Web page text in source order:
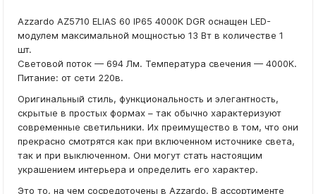
Azzardo AZ5710 ELIAS 60 IP65 4000K DGR оснащен LED-
модулем максимальной мощностью 13 Вт в количестве 1
шт.
Световой поток — 694 Лм. Температура свечения — 4000К.
Питание: от сети 220в.
Оригинальный стиль, функциональность и элегантность,
скрытые в простых формах – так обычно характеризуют
современные светильники. Их преимущество в том, что они
прекрасно смотрятся как при включенном источнике света,
так и при выключенном. Они могут стать настоящим
украшением интерьера и определить его характер.
Это то, на чем сосредоточены в Azzardo. В ассортименте